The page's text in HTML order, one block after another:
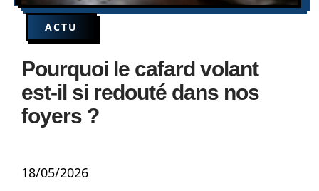
ACTU
Pourquoi le cafard volant
est-il si redouté dans nos
foyers ?
18/05/2026